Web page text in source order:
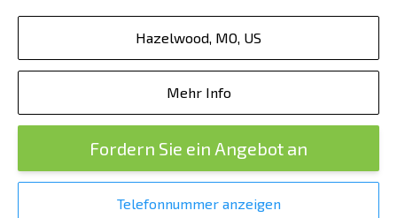
Hazelwood, MO, US
Mehr Info
Fordern Sie ein Angebot an
Telefonnummer anzeigen